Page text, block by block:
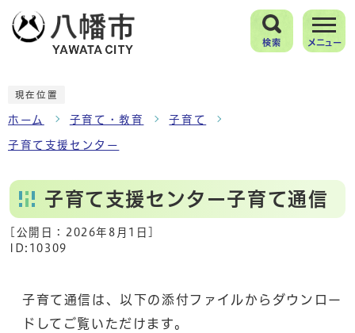
検索 メニュー
現在位置
ホーム 子育て・教育 子育て
子育て支援センター
子育て支援センター子育て通信
[公開日： 2026年8月1日
ID:10309
子育て通信は、以下の添付ファイルからダウンロー
ドしてご覧いただけます。